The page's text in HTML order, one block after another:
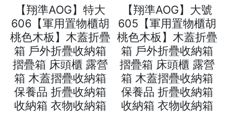
【翔準AOG】特大
606【軍用置物櫃胡
桃色木板】木蓋折疊
箱 戶外折疊收納箱
摺疊箱 床頭櫃 露營
箱 木蓋摺疊收納箱
保養品 折疊收納箱
收納箱 衣物收納箱
【翔準AOG】大號
605【軍用置物櫃胡
桃色木板】木蓋折疊
箱 戶外折疊收納箱
摺疊箱 床頭櫃 露營
箱 木蓋摺疊收納箱
保養品 折疊收納箱
收納箱 衣物收納箱